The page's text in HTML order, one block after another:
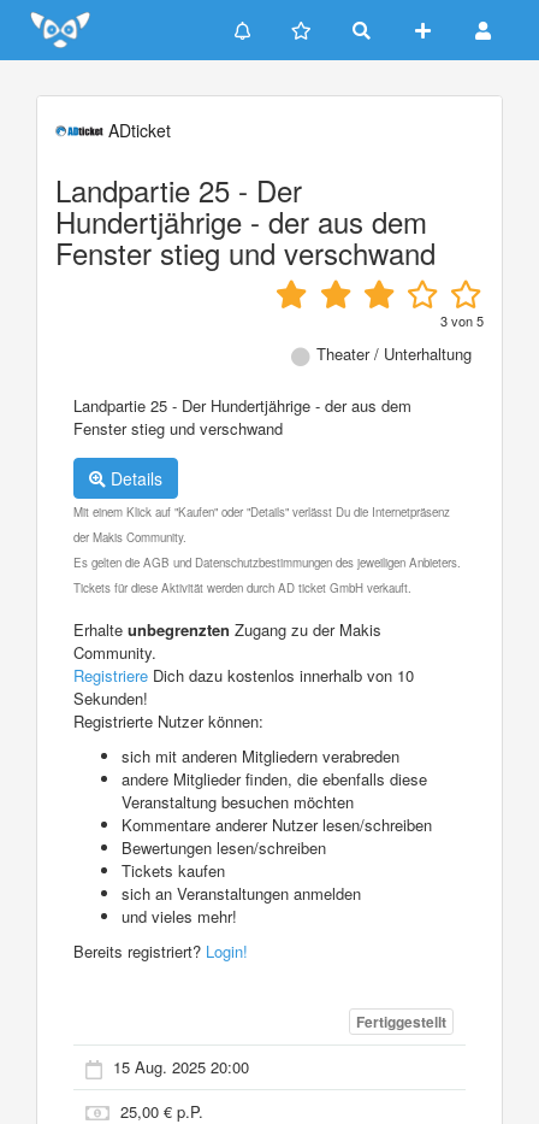
Update cookies preferences
ADticket
Landpartie 25 - Der
Hundertjährige - der aus dem
Fenster stieg und verschwand
3von5
Theater / Unterhaltung
Landpartie 25 - Der Hundertjährige - der aus dem
Fenster stieg und verschwand
Details
Mit einem Klick auf "Kaufen" oder "Details" verlässt Du die Internetpräsenz
der Makis Community.
Es gelten die AGB und Datenschutzbestimmungen des jeweiligen Anbieters.
Tickets für diese Aktivität werden durch AD ticket GmbH verkauft.
Erhalte unbegrenzten Zugang zu der Makis
Community.
Registriere Dich dazu kostenlos innerhalb von 10
Sekunden!
Registrierte Nutzer können:
sich mit anderen Mitgliedern verabreden
andere Mitglieder finden, die ebenfalls diese
Veranstaltung besuchen möchten
Kommentare anderer Nutzer lesen/schreiben
Bewertungen lesen/schreiben
Tickets kaufen
sich an Veranstaltungen anmelden
und vieles mehr!
Bereits registriert? Login!
Fertiggestellt
15 Aug. 2025 20:00
25,00 € p.P.